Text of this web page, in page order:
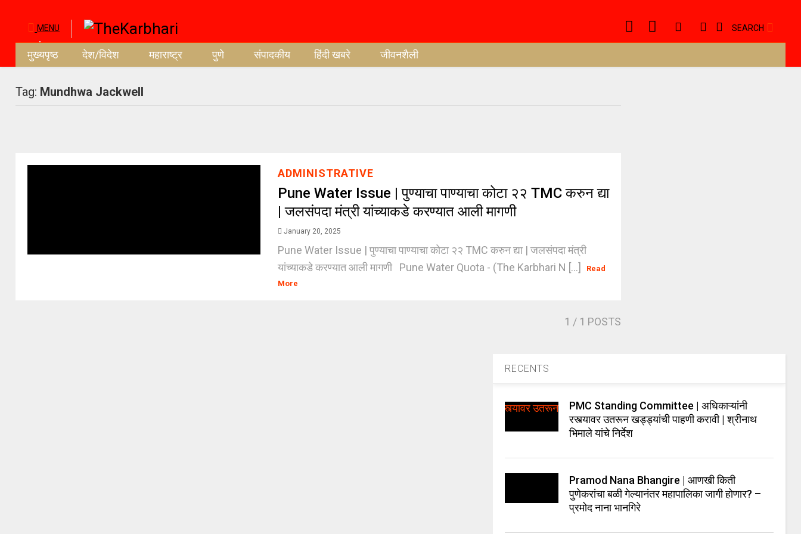
MENU SEARCH
मुख्यपृष्ठ देश/विदेश महाराष्ट्र पुणे संपादकीय हिंदी खबरे जीवनशैली
Tag: Mundhwa Jackwell
ADMINISTRATIVE
Pune Water Issue | पुण्याचा पाण्याचा कोटा २२ TMC करुन द्या
| जलसंपदा मंत्री यांच्याकडे करण्यात आली मागणी
January 20, 2025
Pune Water Issue | पुण्याचा पाण्याचा कोटा २२ TMC करुन द्या | जलसंपदा मंत्री
यांच्याकडे करण्यात आली मागणी Pune Water Quota - (The Karbhari N [...]
Read
More
1 / 1 POSTS
RECENTS
PMC Standing Committee | अधिकाऱ्यांनी
रस्त्यावर उतरून खड्ड्यांची पाहणी करावी | श्रीनाथ
भिमाले यांचे निर्देश
Pramod Nana Bhangire | आणखी किती
पुणेकरांचा बळी गेल्यानंतर महापालिका जागी होणार? –
प्रमोद नाना भानगिरे